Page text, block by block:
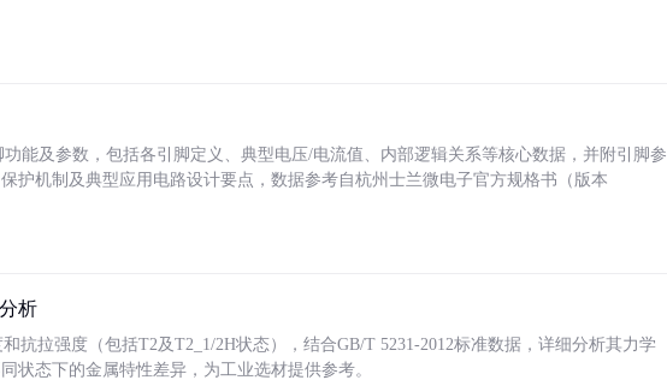
功能及参数，包括各引脚定义、典型电压/电流值、内部逻辑关系等核心数据，并附引脚参
护机制及典型应用电路设计要点，数据参考自杭州士兰微电子官方规格书（版本
析
抗拉强度（包括T2及T2_1/2H状态），结合GB/T 5231-2012标准数据，详细分析其力学
状态下的金属特性差异，为工业选材提供参考。